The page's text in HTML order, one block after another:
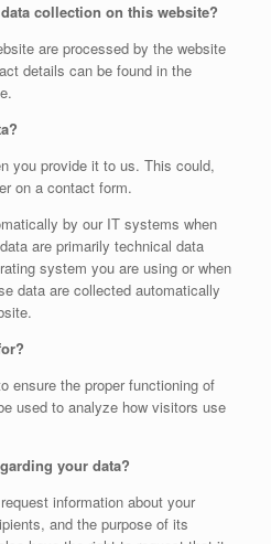
collection on this website?
are processed by the website
details can be found in the
you provide it to us. This could,
on a contact form.
by our IT systems when
are primarily technical data
system you are using or when
data are collected automatically
ensure the proper functioning of
used to analyze how visitors use
your data?
information about your
and the purpose of its